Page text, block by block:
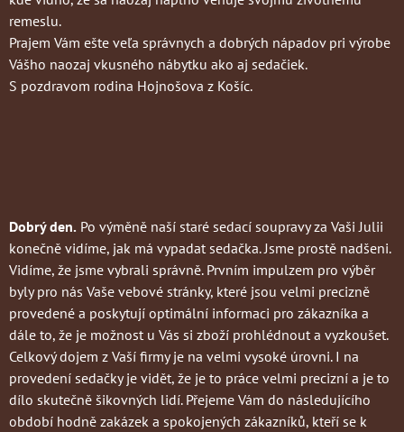
remeslu.
Prajem Vám ešte veľa správnych a dobrých nápadov pri výrobe
Vášho naozaj vkusného nábytku ako aj sedačiek.
S pozdravom rodina Hojnošova z Košíc.
Dobrý den. Po výměně naší staré sedací soupravy za Vaši Julii
konečně vidíme, jak má vypadat sedačka. Jsme prostě nadšeni.
Vidíme, že jsme vybrali správně. Prvním impulzem pro výběr
byly pro nás Vaše vebové stránky, které jsou velmi precizně
provedené a poskytují optimální informaci pro zákazníka a
dále to, že je možnost u Vás si zboží prohlédnout a vyzkoušet.
Celkový dojem z Vaší firmy je na velmi vysoké úrovni. I na
provedení sedačky je vidět, že je to práce velmi precizní a je to
dílo skutečně šikovných lidí. Přejeme Vám do následujícího
období hodně zakázek a spokojených zákazníků, kteří se k